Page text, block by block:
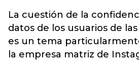
La cuestión de la
datos de los usuarios de
es un tema
la empresa matriz de